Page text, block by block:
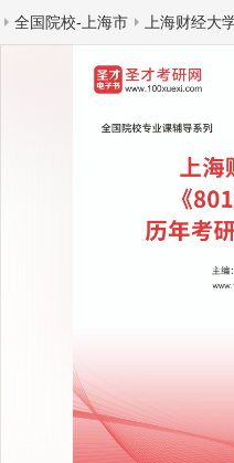
全国院校-上海市 上海财经大